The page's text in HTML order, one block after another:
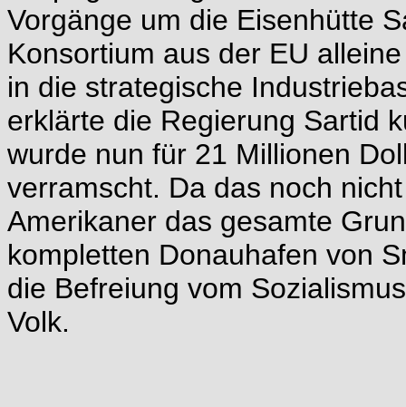
Vorgänge um die Eisenhütte
Konsortium aus der EU
in die strategische
erklärte die Regierung Sartid
wurde nun für 21 Millionen
verramscht. Da das noch
Amerikaner das gesamte
kompletten Donauhafen von
die Befreiung vom
Volk.